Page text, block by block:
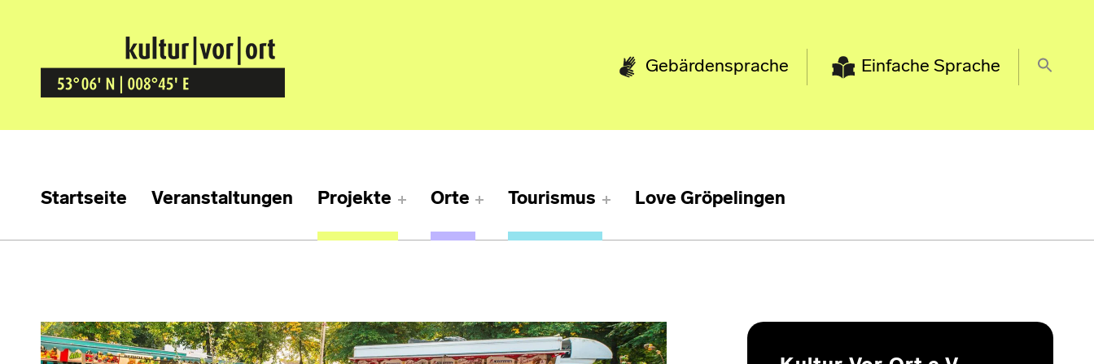
Kultur Vor Ort
BREMEN GRÖPELINGEN Gebärdensprache Einfache Sprache
Startseite Veranstaltungen Projekte Orte Tourismus Love Gröpelingen